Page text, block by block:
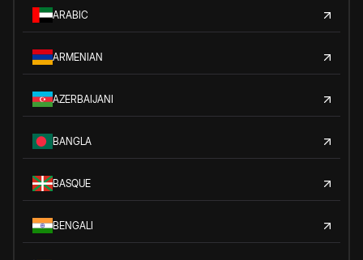
ARABIC
ARMENIAN
AZERBAIJANI
BANGLA
BASQUE
BENGALI